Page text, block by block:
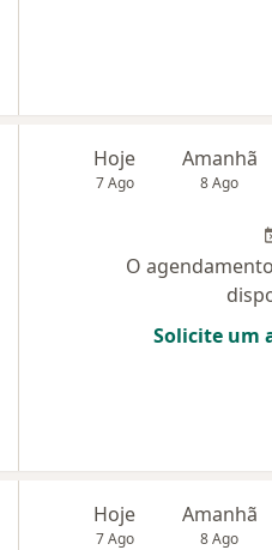
Hoje
7 Ago
Amanhã
8 Ago
O
Solicite um
Hoje
7 Ago
Amanhã
8 Ago